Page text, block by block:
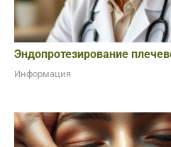
Эндопротезирование
Информация